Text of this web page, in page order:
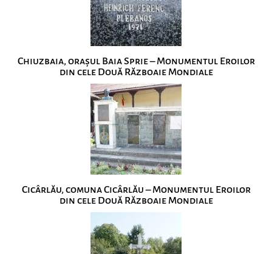
Chiuzbaia, orașul Baia Sprie – Monumentul Eroilor
din cele Două Războaie Mondiale
Cicârlău, comuna Cicârlău – Monumentul Eroilor
din cele Două Războaie Mondiale